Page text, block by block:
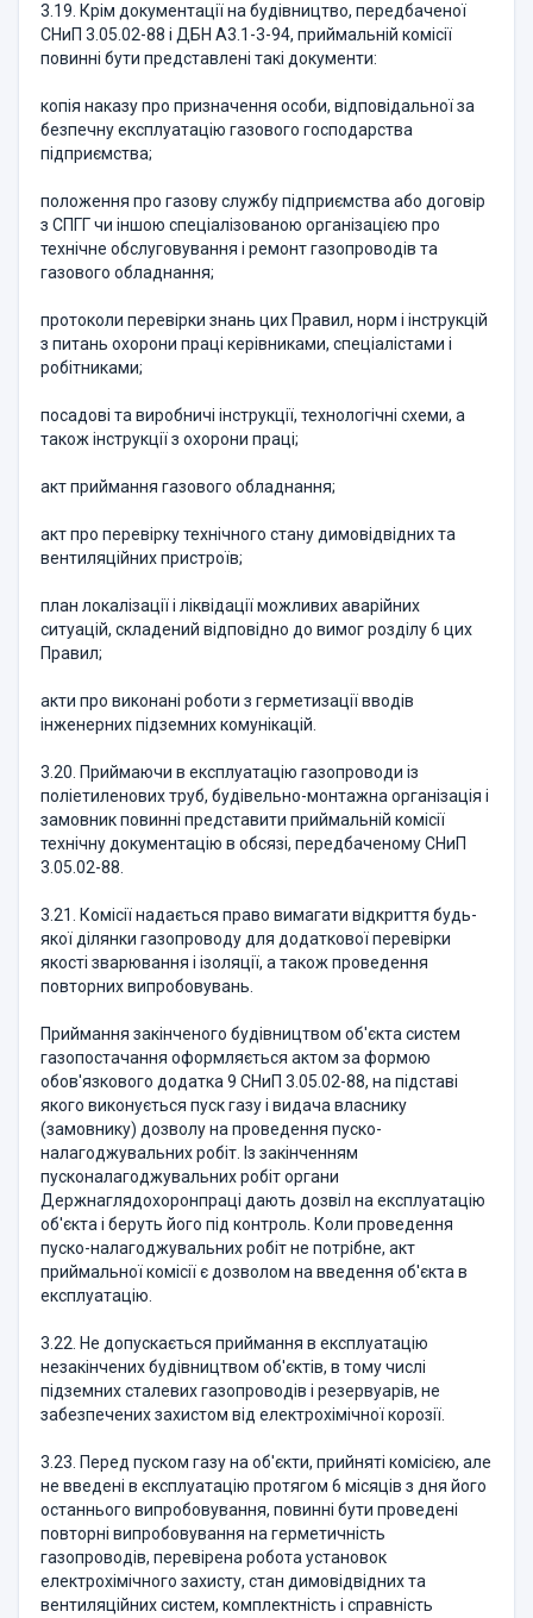
3.19. Крім документації на будівництво, передбаченої
СНиП 3.05.02-88 і ДБН А3.1-3-94, приймальній комісії
повинні бути представлені такі документи:
копія наказу про призначення особи, відповідальної за
безпечну експлуатацію газового господарства
підприємства;
положення про газову службу підприємства або договір
з СПГГ чи іншою спеціалізованою організацією про
технічне обслуговування і ремонт газопроводів та
газового обладнання;
протоколи перевірки знань цих Правил, норм і інструкцій
з питань охорони праці керівниками, спеціалістами і
робітниками;
посадові та виробничі інструкції, технологічні схеми, а
також інструкції з охорони праці;
акт приймання газового обладнання;
акт про перевірку технічного стану димовідвідних та
вентиляційних пристроїв;
план локалізації і ліквідації можливих аварійних
ситуацій, складений відповідно до вимог розділу 6 цих
Правил;
акти про виконані роботи з герметизації вводів
інженерних підземних комунікацій.
3.20. Приймаючи в експлуатацію газопроводи із
поліетиленових труб, будівельно-монтажна організація і
замовник повинні представити приймальній комісії
технічну документацію в обсязі, передбаченому СНиП
3.05.02-88.
3.21. Комісії надається право вимагати відкриття будь-
якої ділянки газопроводу для додаткової перевірки
якості зварювання і ізоляції, а також проведення
повторних випробовувань.
Приймання закінченого будівництвом об'єкта систем
газопостачання оформляється актом за формою
обов'язкового додатка 9 СНиП 3.05.02-88, на підставі
якого виконується пуск газу і видача власнику
(замовнику) дозволу на проведення пуско-
налагоджувальних робіт. Із закінченням
пусконалагоджувальних робіт органи
Держнаглядохоронпраці дають дозвіл на експлуатацію
об'єкта і беруть його під контроль. Коли проведення
пуско-налагоджувальних робіт не потрібне, акт
приймальної комісії є дозволом на введення об'єкта в
експлуатацію.
3.22. Не допускається приймання в експлуатацію
незакінчених будівництвом об'єктів, в тому числі
підземних сталевих газопроводів і резервуарів, не
забезпечених захистом від електрохімічної корозії.
3.23. Перед пуском газу на об'єкти, прийняті комісією, але
не введені в експлуатацію протягом 6 місяців з дня його
останнього випробовування, повинні бути проведені
повторні випробовування на герметичність
газопроводів, перевірена робота установок
електрохімічного захисту, стан димовідвідних та
вентиляційних систем, комплектність і справність